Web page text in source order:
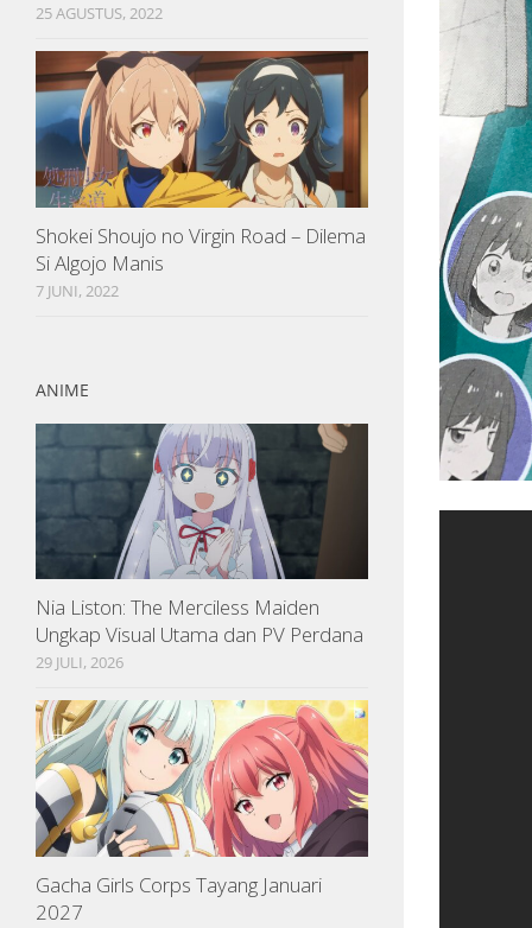
25 AGUSTUS, 2022
Shokei Shoujo no Virgin Road – Dilema
Si Algojo Manis
7 JUNI, 2022
ANIME
Nia Liston: The Merciless Maiden
Ungkap Visual Utama dan PV Perdana
29 JULI, 2026
Gacha Girls Corps Tayang Januari
2027